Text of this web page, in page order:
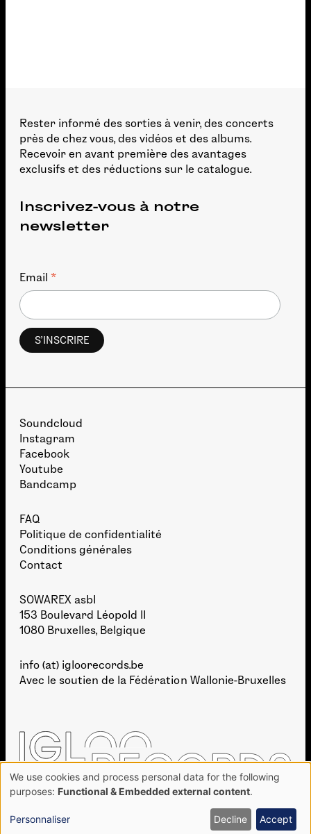
Rester informé des sorties à venir, des concerts
près de chez vous, des vidéos et des albums.
Recevoir en avant première des avantages
exclusifs et des réductions sur le catalogue.
Inscrivez-vous à notre
newsletter
Email *
Soundcloud
Instagram
Facebook
Youtube
Bandcamp
FAQ
Politique de confidentialité
Conditions générales
Contact
SOWAREX asbl
153 Boulevard Léopold II
1080 Bruxelles, Belgique
info (at) igloorecords.be
Avec le soutien de la Fédération Wallonie-Bruxelles
DÉVELOPPEMENT : TAKE SHAPE STUDIO
Use
of
personal
data
We use cookies and process personal data for the following
purposes: Functional & Embedded external content.
Personnaliser Decline Accept